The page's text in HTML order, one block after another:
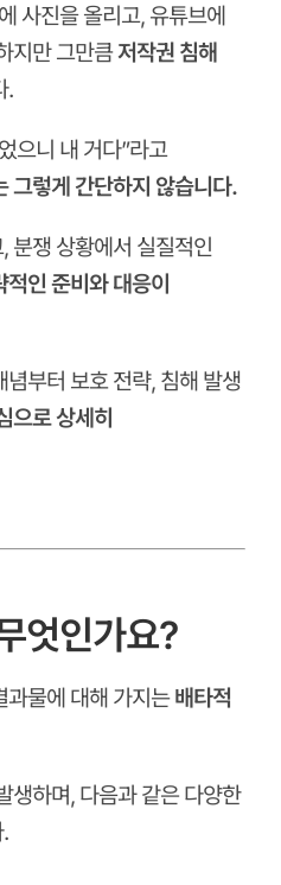
사진을 올리고, 유튜브에
지만 그만큼저작권 침해
.
으니 내 거다”라고
그렇게 간단하지 않습니다.
분쟁 상황에서 실질적인
적인 준비와 대응이
부터 보호 전략, 침해 발생
으로 상세히
엇인가요?
과물에 대해 가지는배타적
생하며, 다음과 같은 다양한